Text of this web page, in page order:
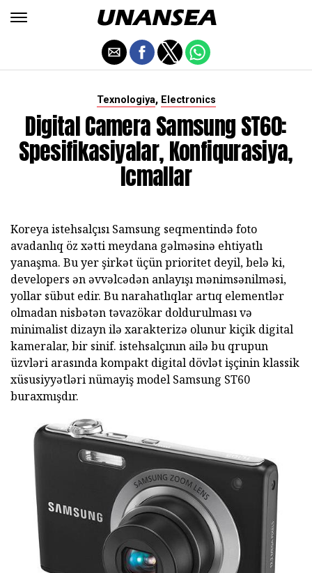
Texnologiya, Electronics
Digital Camera Samsung ST60:
Spesifikasiyalar, Konfiqurasiya,
Icmallar
Koreya istehsalçısı Samsung seqmentində foto
avadanlıq öz xətti meydana gəlməsinə ehtiyatlı
yanaşma. Bu yer şirkət üçün prioritet deyil, belə ki,
developers ən əvvəlcədən anlayışı mənimsənilməsi,
yollar sübut edir. Bu narahatlıqlar artıq elementlər
olmadan nisbətən təvazökar doldurulması və
minimalist dizayn ilə xarakterizə olunur kiçik digital
kameralar, bir sinif. istehsalçının ailə bu qrupun
üzvləri arasında kompakt digital dövlət işçinin klassik
xüsusiyyətləri nümayiş model Samsung ST60
buraxmışdır.